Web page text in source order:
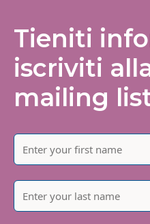
Tieniti
iscriviti
mailing